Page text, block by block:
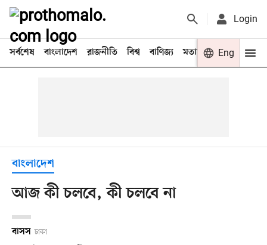
Login
সর্বশেষ বাংলাদেশ রাজনীতি বিশ্ব বাণিজ্য মতামত খেলা
Eng
বাংলাদেশ
আজ কী চলবে, কী চলবে না
বাসস ঢাকা